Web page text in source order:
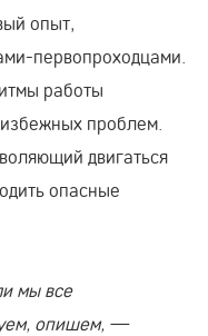
опыт,
первопроходцами
работы
проблем.
двигаться
опасные
мы все
опишем, —